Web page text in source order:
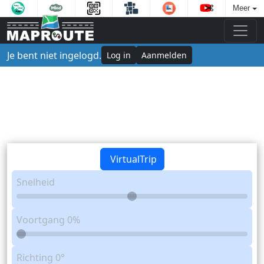
Meer
Je bent niet ingelogd. Log in Aanmelden
VirtualTrip
Snelheid
Voortgang 0%
Richting 0°